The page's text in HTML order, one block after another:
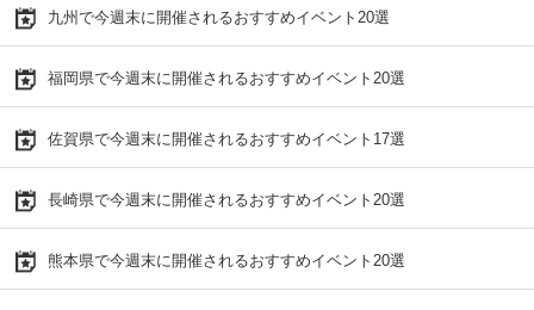
九州で今週末に開催されるおすすめイベント20選
福岡県で今週末に開催されるおすすめイベント20選
佐賀県で今週末に開催されるおすすめイベント17選
長崎県で今週末に開催されるおすすめイベント20選
熊本県で今週末に開催されるおすすめイベント20選